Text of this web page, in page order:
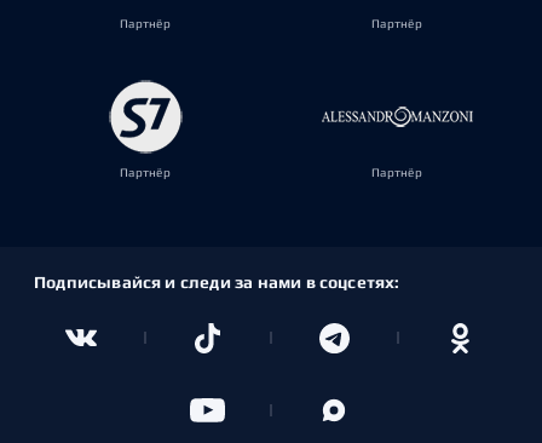
Партнёр Партнёр
Партнёр Партнёр
Подписывайся и следи за нами в соцсетях: